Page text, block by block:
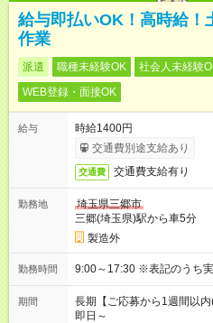
給与即払いOK！高時給！
作業
派遣 職種未経験OK 社会人未経験
WEB登録・面接OK
給与
時給1400円
交通費別途支給あり
交通費 交通費支給有り
勤務地
埼玉県三郷市
三郷(埼玉県)駅から車5分
製造外
勤務時間 9:00～17:30 ※表記
期間
長期【ご応募から1週間以
即日～